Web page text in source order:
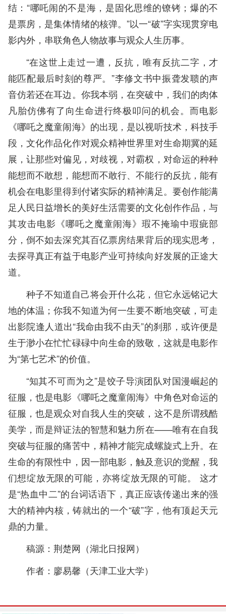
结：“哪吒闹的不是海，是固化思维的镣铐；爆的不
是票房，是集体情绪的核弹。”以一“破”字实现贯穿电
影内外，串联角色人物故事与观众人生历事。
“在这世上走过一遭，反抗，唯有反抗二字，才
能匹配最后时刻的尊严。”李修文书中振聋发聩的声
音仿若还在耳边。你我本弱，在突破中，我们的肉体
凡胎仿佛有了向生命进行终极叩问的机会。而电影
《哪吒之魔童闹海》的出现，是以视听技术，科技手
段，文化作品化作对观众精神世界里对生命期冀的延
展，让那些对偏见，对歧视，对霸权，对命运的种种
能想而不敢想，能想而不敢行、不能行的反抗，能有
机会在电影里得到付诸实际的精神满足。要创作能满
足人民日益增长的美好生活需要的文化创作作品，与
其攻击电影《哪吒之魔童闹海》瑕不掩瑜中瑕疵部
分，倒不如去深究其百亿票房结果背后的现实思考，
去探寻真正有益于电影产业可持续向好发展的正途大
道。
种子不知道自己将会开什么花，但它永远铭记大
地的体温；你我不知道为何一生要不断地突破，可走
出影院逢人道出“我命由我不由天”的刹那，或许便是
生于渺小在忙忙碌碌中向生命的致敬，这就是电影作
为“第七艺术”的价值。
“知其不可而为之”是饺子导演团队对国漫崛起的
征服，也是电影《哪吒之魔童闹海》中角色对命运的
征服，也是观众对自我人生的突破，这不是所谓残酷
美学，而是辩证法的智慧和魅力所在——唯有在自我
突破与征服的痛苦中，精神才能完成螺旋式上升。在
生命的有限性中，因一部电影，触及意识的觉醒，我
们想绽放无限的可能，亦将绽放无限的可能。 这才
是“热血中二”的台词话语下，真正应该传递出来的强
大的精神内核，铸就出的一个“破”字，他有顶起天元
鼎的力量。
稿源：荆楚网（湖北日报网）
作者：廖易馨（天津工业大学）